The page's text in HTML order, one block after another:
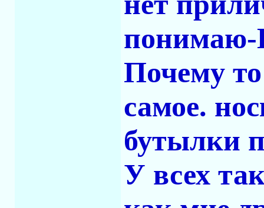
Почему
самое.
бутылки
У всех